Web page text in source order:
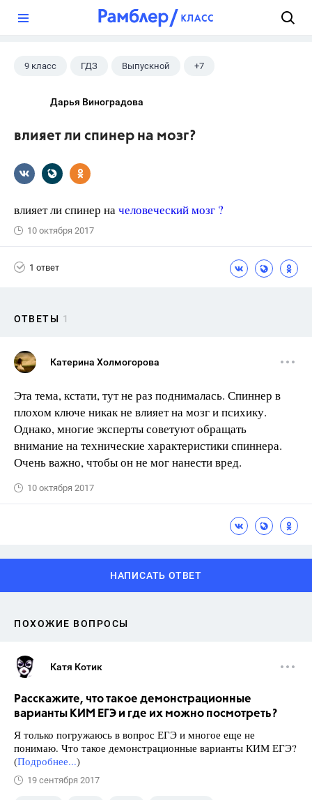
9 класс ГДЗ Выпускной +7
Дарья Виноградова
влияет ли спинер на мозг?
влияет ли спинер начеловеческий мозг ?
10 октября 2017
1 ответ
ОТВЕТЫ 1
Катерина Холмогорова
Эта тема, кстати, тут не раз поднималась. Спиннер в
плохом ключе никак не влияет на мозг и психику.
Однако, многие эксперты советуют обращать
внимание на технические характеристики спиннера.
Очень важно, чтобы он не мог нанести вред.
10 октября 2017
НАПИСАТЬ ОТВЕТ
ПОХОЖИЕ ВОПРОСЫ
Катя Котик
Расскажите, что такое демонстрационные
варианты КИМ ЕГЭ и где их можно посмотреть?
Я только погружаюсь в вопрос ЕГЭ и многое еще не
понимаю. Что такое демонстрационные варианты КИМ ЕГЭ?
(Подробнее...)
19 сентября 2017